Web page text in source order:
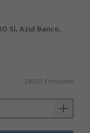
Sí, Azul Banco,
249,01 €/unidade